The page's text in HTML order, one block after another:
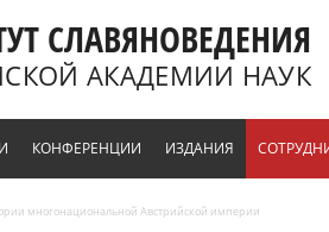
СЛАВЯНОВЕДЕНИЯ
АКАДЕМИИ НАУК
КОНФЕРЕНЦИИ ИЗДАНИЯ
многонациональной Австрийской империи